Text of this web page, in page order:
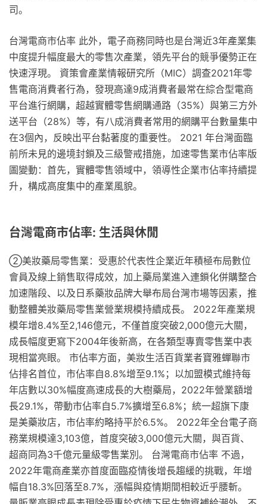
司。
台灣電商市佔率 此外，電子商務同時也是台灣近3年產業集
中度提升幅度最大的零售次產業，領先平台的競爭優勢正在
快速浮現。 資策會產業情報研究所（MIC）調查2021年零
售電商消費者行為，發現高達9成消費者最常在綜合型電商
平台進行網購，超越實體零售網購通路（35%）與第三方外
送平台（28%）等，有八成消費者常用的網購平台數量集中
在3個內，反映出平台黏著度的重要性。 2021 年台灣面臨
前所未見的邊境封鎖及三級警戒措施，加速零售業市佔率版
圖變動：首先，實體零售領域中，領導性企業市佔率持續提
升，構成高度集中的產業風貌。
台灣電商市佔率: 生活與休閒
②美妝藥局零售業：受惠於代表性企業近年積極布局數位
會員及線上銷售取得成效，加上藥局業進入連鎖化併購整合
加速階段、以及日系藥妝品牌大舉布局台灣市場等因素，推
動整體美妝藥局零售業營業規模持續成長。 2022年產業規
模年增8.4%至2,146億元，不僅首度突破2,000億元大關，
成長幅度更寫下2004年後新高，在各類型專賣零售業中表
現相當亮眼。 市佔率方面，美妝生活百貨業者寶雅蟬聯市
佔排名首位，市佔率自8.8%增至9.1%；以加盟模式維持每
年店數以30%幅度高速成長的大樹藥局，2022年營業額增
長29.1%，帶動市佔率自5.7%擴增至6.8%；統一超旗下康
是美藥妝店，市佔率約略持平於6.5%。 2022年全台電子商
務業規模達3,103億，首度突破3,000億元大關，與百貨、
超商同為3千億元量級零售業別。 台灣電商市佔率 不過，
2022年電商產業亦首度面臨疫情後增長趨緩的挑戰，年增
幅自18.3%回落至8.7%，漲幅與疫情期間相較近乎腰斬。